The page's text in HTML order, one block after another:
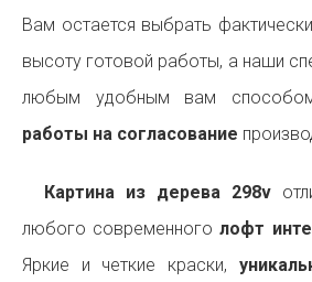
Вам остается выбрать
высоту готовой работы, а наши
любым удобным вам
работы на согласование
Картина из дерева 298v
любого современноголофт
Яркие и четкие краски,